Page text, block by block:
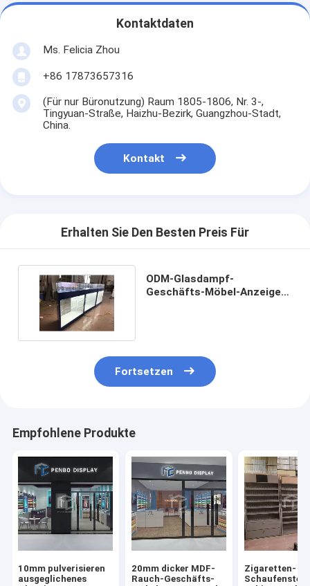
Kontaktdaten
Ms. Felicia Zhou
+86 17873657316
(Für nur Büronutzung) Raum 1805-1806, Nr. 3-,
Tingyuan-Straße, Haizhu-Bezirk, Guangzhou-Stadt,
China.
Kontakt
Erhalten Sie Den Besten Preis Für
ODM-Glasdampf-
Geschäfts-Möbel-Anzeige
Fortsetzen
Empfohlene Produkte
10mm pulverisieren
ausgeglichenes
20mm dicker MDF-
Rauch-Geschäfts-
Zigaretten-
Schaufenster-